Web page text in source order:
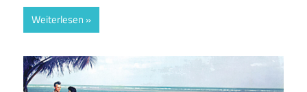
Weiterlesen